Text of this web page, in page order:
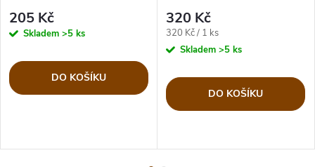
205 Kč
Skladem >5 ks
DO KOŠÍKU
320 Kč
Měrná
cena:
320 Kč / 1 ks
Skladem >5 ks
DO KOŠÍKU